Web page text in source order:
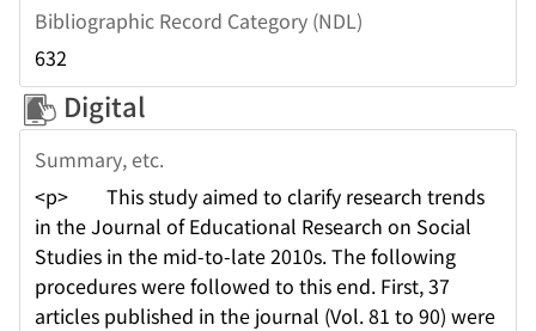
Bibliographic Record Category (NDL)
632
Digital
Summary, etc.
<p> This study aimed to clarify research trends
in the Journal of Educational Research on Social
Studies in the mid-to-late 2010s. The following
procedures were followed to this end. First, 37
articles published in the journal (Vol. 81 to 90) were